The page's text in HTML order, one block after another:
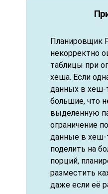
Планировщик
некорректно
таблицы при
хеша. Если
данных в хеш-
большие, что
выделенную
ограничение
данные в хеш-
поделить на
порций,
разместить
даже если её